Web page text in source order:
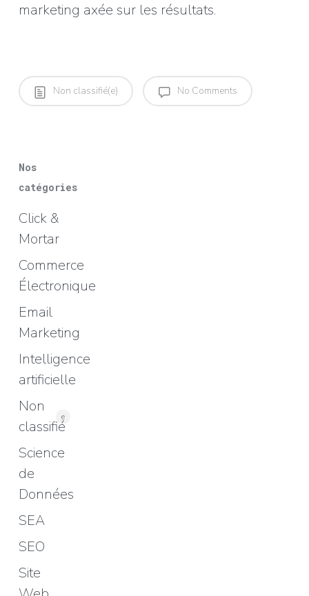
marketing axée sur les résultats.
Non classifié(e) No Comments
Nos
catégories
Click &
Mortar
Commerce
Électronique
Email
Marketing
Intelligence
artificielle
Non
classifié
e
Science
de
Données
SEA
SEO
Site